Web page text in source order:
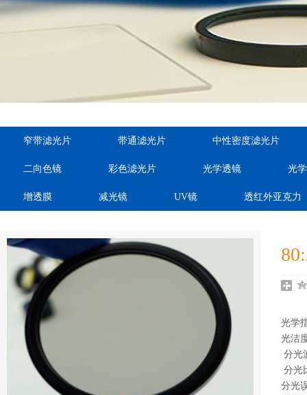
[sdcms_rp] and
order="ordnum,cateid"
var="sdcms_ra:cateid"
[sdcms_rp] and
ismenu=1"
order="ordnum,cateid"
var="sdcms_ra:cateid"
窄带滤光片 带通滤光片 中性密度滤光片
二向色镜 彩色滤光片 光学透镜 光
增透膜 减光镜 UV镜 透红外亚克力
光学
光洁
分光
分光
分光